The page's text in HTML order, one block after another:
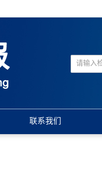
联系我们